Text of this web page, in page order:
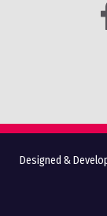
Designed &